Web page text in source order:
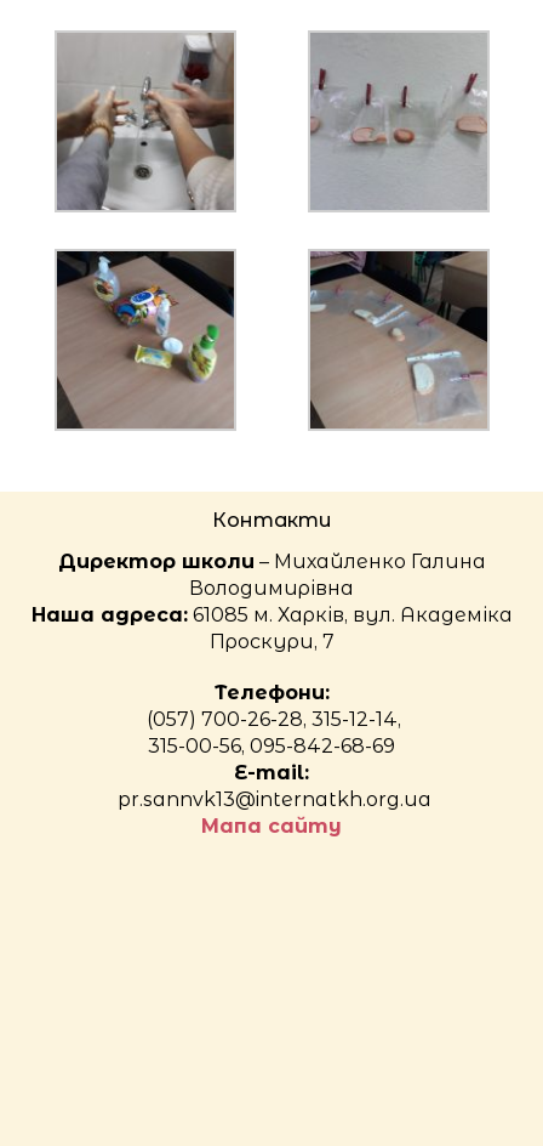
Контакти
Директор школи – Михайленко Галина
Володимирівна
Наша адреса:61085 м. Харків, вул. Академіка
Проскури, 7
Телефони:
(057) 700-26-28, 315-12-14,
315-00-56, 095-842-68-69
E-mail:
pr.sannvk13@internatkh.org.ua
Мапа сайту